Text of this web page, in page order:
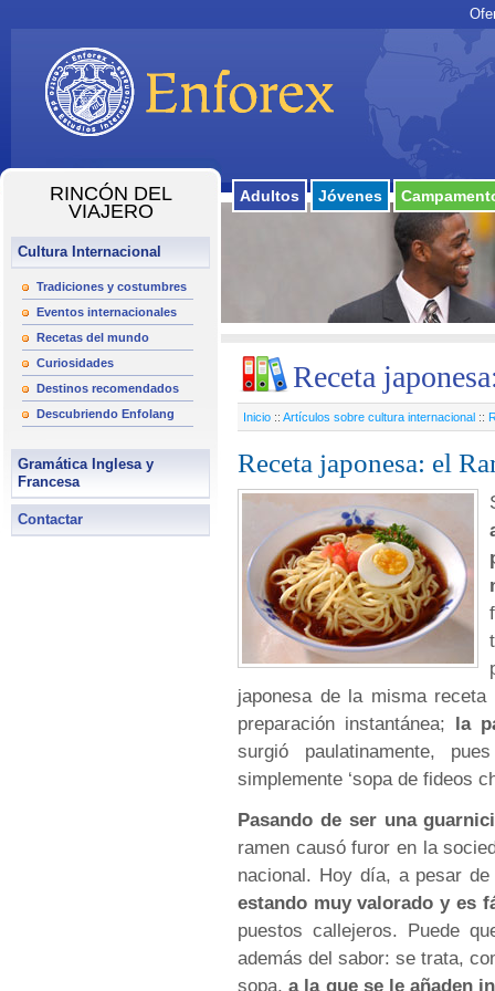
Adultos Jóvenes
RINCÓN DEL
VIAJERO
Cultura Internacional
Tradiciones y costumbres
Eventos internacionales
Recetas del mundo
Curiosidades
Destinos recomendados
Descubriendo Enfolang
Gramática Inglesa y
Francesa
Contactar
Receta
Inicio :: Artículos sobre cultura internacional ::
Receta japonesa: el
japonesa de la misma
preparación instantánea; la
surgió paulatinamente,
simplemente ‘sopa de fideos
Pasando de ser una
ramen causó furor en la
nacional. Hoy día, a pesar
estando muy valorado y es
puestos callejeros. Puede
además del sabor: se trata,
sopa,a la que se le añaden